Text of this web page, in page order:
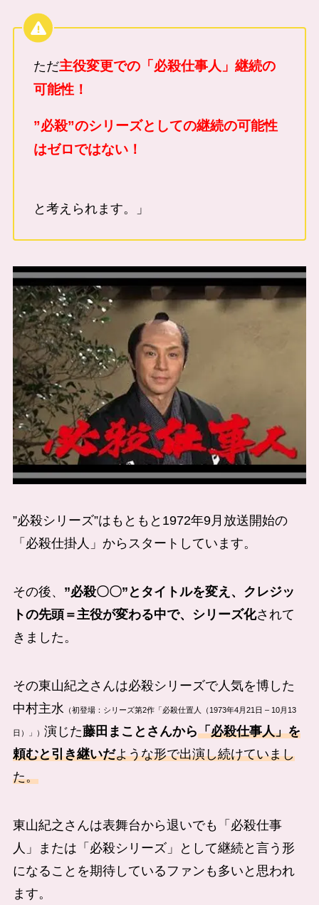
ただ主役変更での「必殺仕事人」継続の
可能性！
”必殺”のシリーズとしての継続の可能性
はゼロではない！
と考えられます。」
”必殺シリーズ”はもともと1972年9月放送開始の
「必殺仕掛人」からスタートしています。
その後、 ”必殺〇〇”とタイトルを変え、クレジッ
トの先頭＝主役が変わる中で、シリーズ化されて
きました。
その東山紀之さんは必殺シリーズで人気を博した
中村主水 （初登場：シリーズ第2作「必殺仕置人（1973年4月21日 – 10月13
日）」） 演じた藤田まことさんから「必殺仕事人」を
頼むと引き継いだような形で出演し続けていまし
た。
東山紀之さんは表舞台から退いでも「必殺仕事
人」または「必殺シリーズ」として継続と言う形
になることを期待しているファンも多いと思われ
ます。